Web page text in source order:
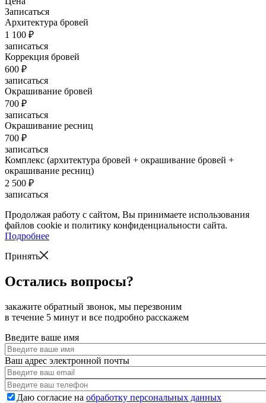
Записаться
Архитектура бровей
1 100 ₽
записаться
Коррекция бровей
600 ₽
записаться
Окрашивание бровей
700 ₽
записаться
Окрашивание ресниц
700 ₽
записаться
Комплекс (архитектура бровей + окрашивание бровей +
окрашивание ресниц)
2 500 ₽
записаться
Продолжая работу с сайтом, Вы принимаете использования
файлов cookie и политику конфиденциальности сайта.
Подробнее
Принять
Остались вопросы?
закажите обратный звонок, мы перезвоним
в течение 5 минут и все подробно расскажем
Введите ваше имя
Ваш адрес электронной почты
Даю согласие на обработку персональных данных